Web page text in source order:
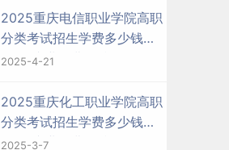
2025重庆电信职业学院高职
分类考试招生学费多少钱一
年-各专业收费标准
2025-4-21
2025重庆化工职业学院高职
分类考试招生学费多少钱一
年-各专业收费标准
2025-3-7